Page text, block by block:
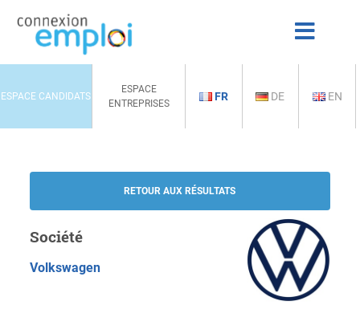
ESPACE CANDIDATS
ESPACE
ENTREPRISES
FR DE EN
RETOUR AUX RÉSULTATS
Société
Volkswagen